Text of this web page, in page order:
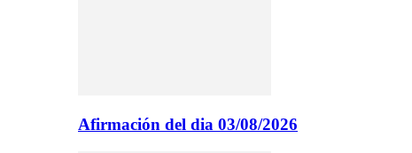
Afirmación del dia 03/08/2026